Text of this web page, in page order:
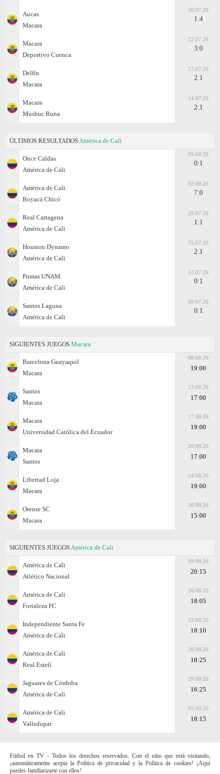
Aucas
Macara
26.07.26
1:4
Macara
Deportivo Cuenca
22.07.26
3:0
Delfín
Macara
17.07.26
2:1
Macara
Mushuc Runa
14.07.26
2:1
ÚLTIMOS RESULTADOS América de Cali
Once Caldas
América de Cali
05.08.26
0:1
América de Cali
Boyacá Chicó
02.08.26
7:0
Real Cartagena
América de Cali
29.07.26
1:1
Houston Dynamo
América de Cali
15.07.26
2:1
Pumas UNAM
América de Cali
12.07.26
0:1
Santos Laguna
América de Cali
09.07.26
0:1
SIGUIENTES JUEGOS Macara
Barcelona Guayaquil
Macara
08.08.26
19:00
Santos
Macara
13.08.26
17:00
Macara
Universidad Católica del Ecuador
17.08.26
19:00
Macara
Santos
20.08.26
17:00
Libertad Loja
Macara
24.08.26
19:00
Orense SC
Macara
30.08.26
15:00
SIGUIENTES JUEGOS América de Cali
América de Cali
Atlético Nacional
09.08.26
20:15
América de Cali
Fortaleza FC
16.08.26
18:05
Independiente Santa Fe
América de Cali
22.08.26
18:10
América de Cali
Real Estelí
26.08.26
18:25
Jaguares de Córdoba
América de Cali
29.08.26
16:25
América de Cali
Valledupar
05.09.26
18:15
Fútbol en TV - Todos los derechos reservados. Con el sitio que está visitando,
¡automáticamente acepta la Política de privacidad y la Política de cookies! ¡Aquí
puedes familiarizarte con ellos!